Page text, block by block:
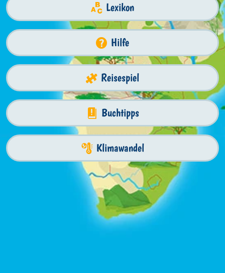
Lexikon
Hilfe
Reisespiel
Buchtipps
Klimawandel